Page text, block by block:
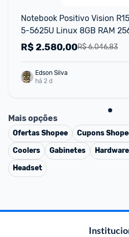
Notebook Positivo Vision
5-5625U Linux 8GB RAM
15” IPS Preto
R$ 6.046,83
R$2.580,00
Edson Silva
há 2 d
Mais opções
OfertasShopee Cupons
Coolers
Gabinetes
Headset